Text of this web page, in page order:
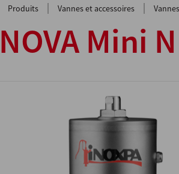
Produits | Vannes et accessoires |
Mini